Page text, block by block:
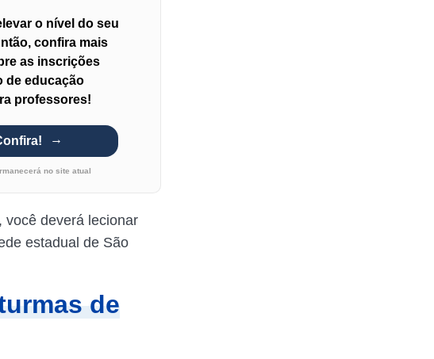
o nível do seu
confira mais
as inscrições
de educação
professores!
no site atual
você deverá lecionar
estadual de São
de